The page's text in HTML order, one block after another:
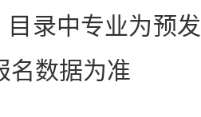
目录中专业为预
名数据为准